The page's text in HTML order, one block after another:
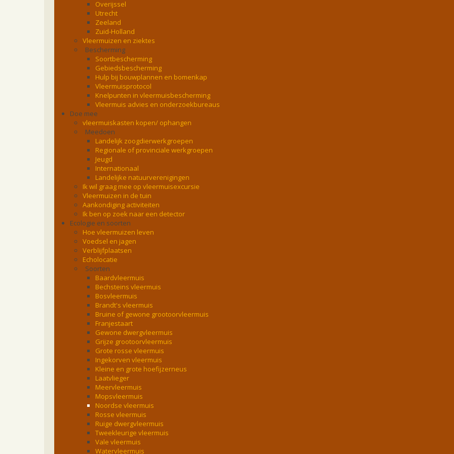
Overijssel
Utrecht
Zeeland
Zuid-Holland
Vleermuizen en ziektes
Bescherming
Soortbescherming
Gebiedsbescherming
Hulp bij bouwplannen en bomenkap
Vleermuisprotocol
Knelpunten in vleermuisbescherming
Vleermuis advies en onderzoekbureaus
Doe mee
vleermuiskasten kopen/ ophangen
Meedoen
Landelijk zoogdierwerkgroepen
Regionale of provinciale werkgroepen
Jeugd
Internationaal
Landelijke natuurverenigingen
Ik wil graag mee op vleermuisexcursie
Vleermuizen in de tuin
Aankondiging activiteiten
Ik ben op zoek naar een detector
Ecologie en soorten
Hoe vleermuizen leven
Voedsel en jagen
Verblijfplaatsen
Echolocatie
Soorten
Baardvleermuis
Bechsteins vleermuis
Bosvleermuis
Brandt's vleermuis
Bruine of gewone grootoorvleermuis
Franjestaart
Gewone dwergvleermuis
Grijze grootoorvleermuis
Grote rosse vleermuis
Ingekorven vleermuis
Kleine en grote hoefijzerneus
Laatvlieger
Meervleermuis
Mopsvleermuis
Noordse vleermuis
Rosse vleermuis
Ruige dwergvleermuis
Tweekleurige vleermuis
Vale vleermuis
Watervleermuis